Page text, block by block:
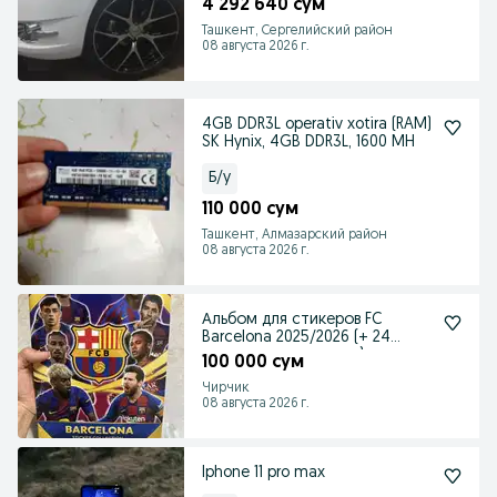
4 292 640 сум
Ташкент, Сергелийский район
08 августа 2026 г.
4GB DDR3L operativ xotira (RAM)
SK Hynix, 4GB DDR3L, 1600 MH
Б/у
110 000 сум
Ташкент, Алмазарский район
08 августа 2026 г.
Альбом для стикеров FC
Barcelona 2025/2026 (+ 24
стикера в комплекте)
100 000 сум
Чирчик
08 августа 2026 г.
Iphone 11 pro max